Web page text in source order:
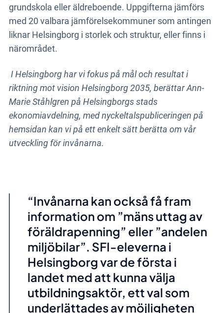
grundskola eller äldreboende. Uppgifterna jämförs
med 20 valbara jämförelsekommuner som antingen
liknar Helsingborg i storlek och struktur, eller finns i
närområdet.
I Helsingborg har vi fokus på mål och resultat i
riktning mot vision Helsingborg 2035, berättar Ann-
Marie Ståhlgren på Helsingborgs stads
ekonomiavdelning, med nyckeltalspubliceringen på
hemsidan kan vi på ett enkelt sätt berätta om vår
utveckling för invånarna.
Invånarna kan också få fram
information om ”mäns uttag av
föräldrapenning” eller ”andelen
miljöbilar”. SFI-eleverna i
Helsingborg var de första i
landet med att kunna välja
utbildningsaktör, ett val som
underlättades av möjligheten